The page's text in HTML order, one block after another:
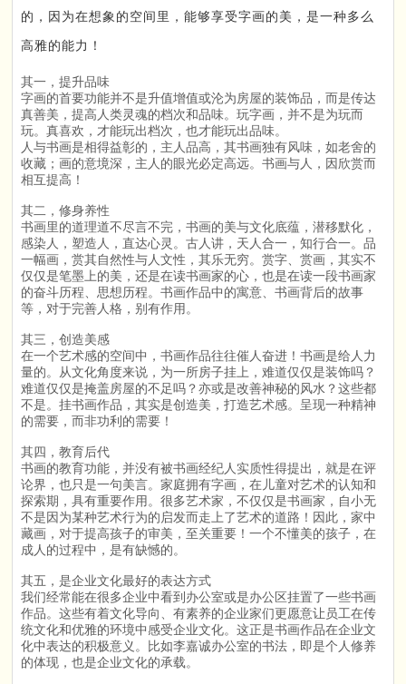
的，因为在想象的空间里，能够享受字画的美，是一种多么
高雅的能力！
其一，提升品味
字画的首要功能并不是升值增值或沦为房屋的装饰品，而是传达
真善美，提高人类灵魂的档次和品味。玩字画，并不是为玩而
玩。真喜欢，才能玩出档次，也才能玩出品味。
人与书画是相得益彰的，主人品高，其书画独有风味，如老舍的
收藏；画的意境深，主人的眼光必定高远。书画与人，因欣赏而
相互提高！
其二，修身养性
书画里的道理道不尽言不完，书画的美与文化底蕴，潜移默化，
感染人，塑造人，直达心灵。古人讲，天人合一，知行合一。品
一幅画，赏其自然性与人文性，其乐无穷。赏字、赏画，其实不
仅仅是笔墨上的美，还是在读书画家的心，也是在读一段书画家
的奋斗历程、思想历程。书画作品中的寓意、书画背后的故事
等，对于完善人格，别有作用。
其三，创造美感
在一个艺术感的空间中，书画作品往往催人奋进！书画是给人力
量的。从文化角度来说，为一所房子挂上，难道仅仅是装饰吗？
难道仅仅是掩盖房屋的不足吗？亦或是改善神秘的风水？这些都
不是。挂书画作品，其实是创造美，打造艺术感。呈现一种精神
的需要，而非功利的需要！
其四，教育后代
书画的教育功能，并没有被书画经纪人实质性得提出，就是在评
论界，也只是一句美言。家庭拥有字画，在儿童对艺术的认知和
探索期，具有重要作用。很多艺术家，不仅仅是书画家，自小无
不是因为某种艺术行为的启发而走上了艺术的道路！因此，家中
藏画，对于提高孩子的审美，至关重要！一个不懂美的孩子，在
成人的过程中，是有缺憾的。
其五，是企业文化最好的表达方式
我们经常能在很多企业中看到办公室或是办公区挂置了一些书画
作品。这些有着文化导向、有素养的企业家们更愿意让员工在传
统文化和优雅的环境中感受企业文化。这正是书画作品在企业文
化中表达的积极意义。比如李嘉诚办公室的书法，即是个人修养
的体现，也是企业文化的承载。